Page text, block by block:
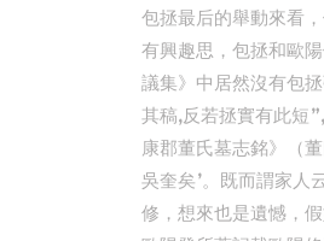
包拯最后的舉動來看
有興趣思，包拯和歐
議集》中居然沒有包
其稿,反若拯實有此短
康郡董氏墓志銘》（
吳奎矣’。既而謂家人
修，想來也是遺憾，